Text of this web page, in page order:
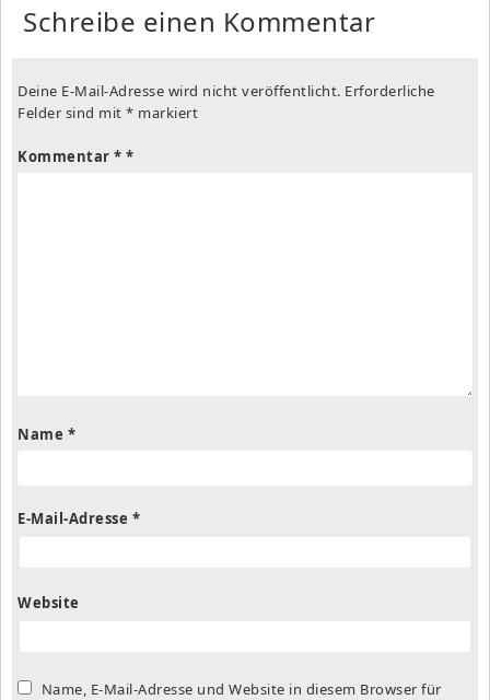
Schreibe einen Kommentar
Deine E-Mail-Adresse wird nicht veröffentlicht. Erforderliche
Felder sind mit * markiert
Kommentar *
Name *
E-Mail-Adresse *
Website
Name, E-Mail-Adresse und Website in diesem Browser für